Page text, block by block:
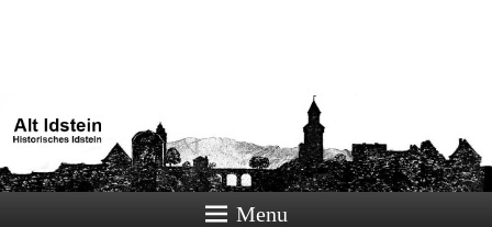
Historisches Idstein
Menu